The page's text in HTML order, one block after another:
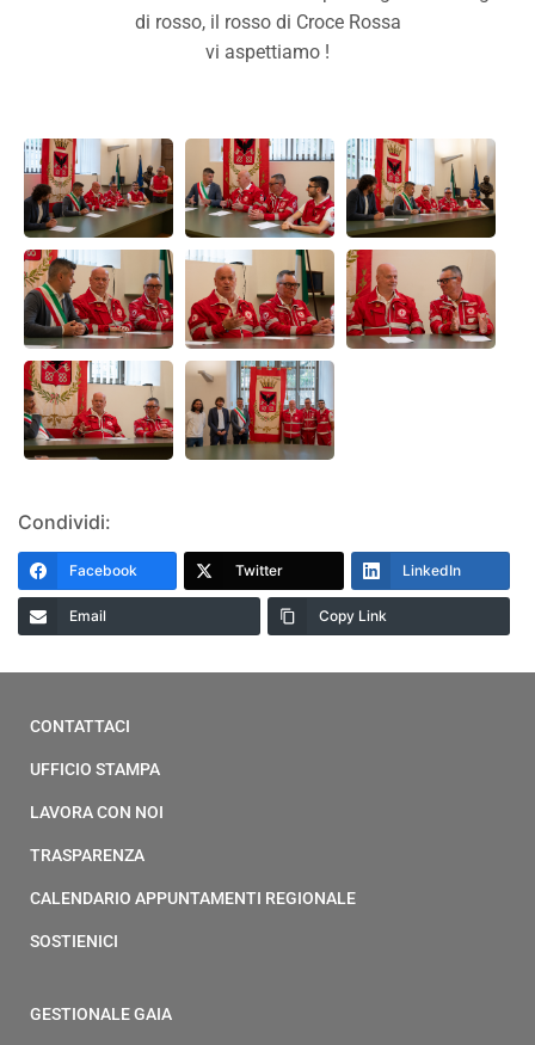
di rosso, il rosso di Croce Rossa
vi aspettiamo !
Condividi:
Facebook Twitter LinkedIn
Email Copy Link
CONTATTACI
UFFICIO STAMPA
LAVORA CON NOI
TRASPARENZA
CALENDARIO APPUNTAMENTI REGIONALE
SOSTIENICI
GESTIONALE GAIA